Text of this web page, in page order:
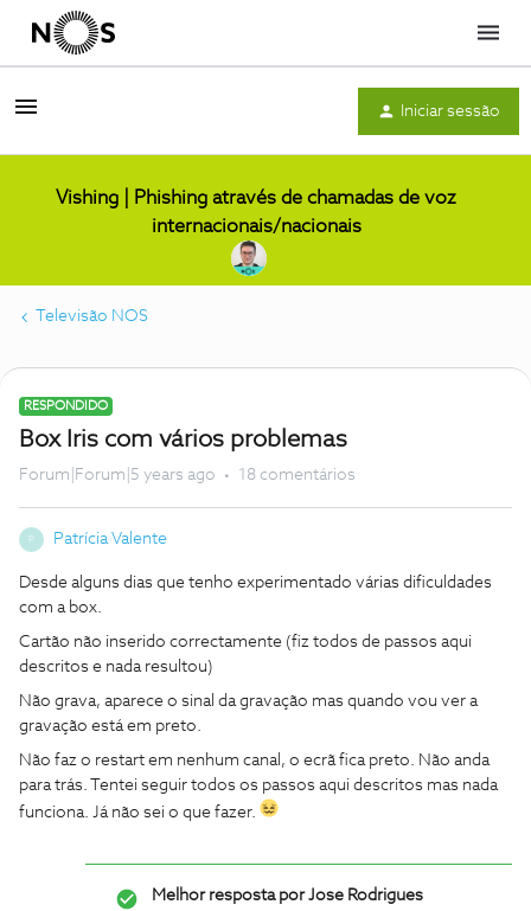
Menu
Iniciar sessão
Vishing | Phishing através de chamadas de voz
internacionais/nacionais
Televisão NOS
RESPONDIDO
Box Iris com vários problemas
Forum|Forum|5 years ago 18 comentários
P Patrícia Valente
Desde alguns dias que tenho experimentado várias dificuldades
com a box.
Cartão não inserido correctamente (fiz todos de passos aqui
descritos e nada resultou)
Não grava, aparece o sinal da gravação mas quando vou ver a
gravação está em preto.
Não faz o restart em nenhum canal, o ecrã fica preto. Não anda
para trás. Tentei seguir todos os passos aqui descritos mas nada
funciona. Já não sei o que fazer.
Melhor resposta porJose Rodrigues